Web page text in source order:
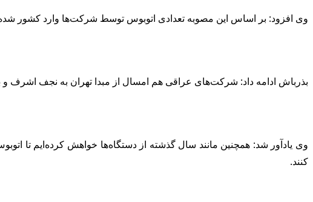
وی افزود: بر اساس این مصوبه تعدادی اتوبوس توسط شرکت‌ها وارد کشور
بذرباش ادامه داد: شرکت‌های عراقی هم امسال از مبدا تهران به نجف اشرف و بغداد به ‌صورت مستقیم زائران را
وی یادآور شد: همچنین مانند سال گذشته از دستگاه‌ها خواهش کرده‌ایم تا
کنند.